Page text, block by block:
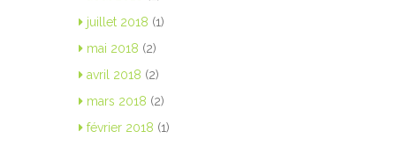
juillet 2018 (1)
mai 2018 (2)
avril 2018 (2)
mars 2018 (2)
février 2018 (1)